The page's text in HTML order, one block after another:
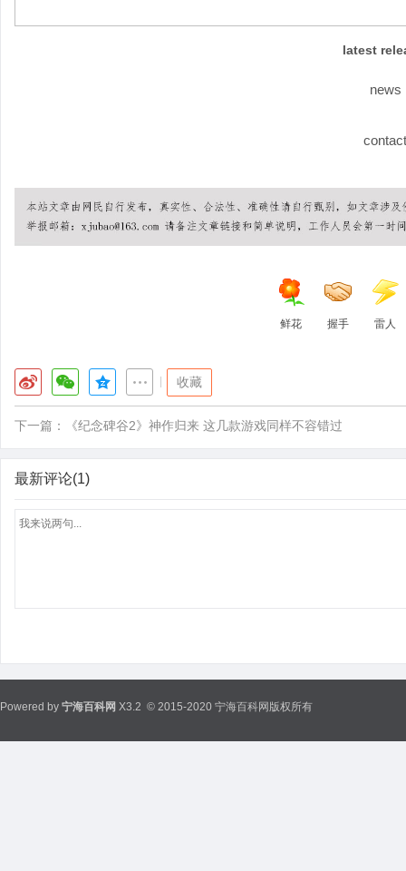
latest
news
contact
鲜花 握手 雷人
收藏
下一篇： 《纪念碑谷2》神作归来 这几款游戏同样不容错过
最新评论(1)
Powered by 宁海百科网 X3.2 © 2015-2020 宁海百科网版权所有